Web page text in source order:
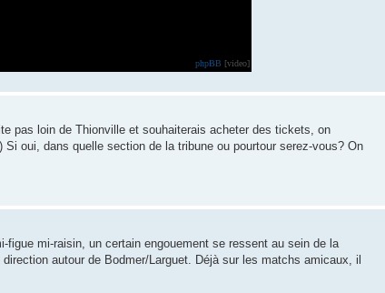
phpBB [video]
pas loin de Thionville et souhaiterais acheter des tickets, on
oui, dans quelle section de la tribune ou pourtour serez-vous? On
mi-raisin, un certain engouement se ressent au sein de la
autour de Bodmer/Larguet. Déjà sur les matchs amicaux, il